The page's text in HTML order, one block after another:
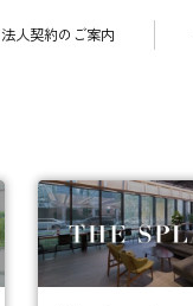
法人契約のご案内